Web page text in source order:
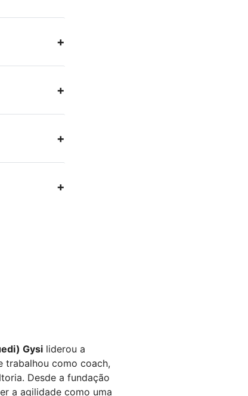
Gysiliderou a
trabalhou como coach,
Desde a fundação
a agilidade como uma